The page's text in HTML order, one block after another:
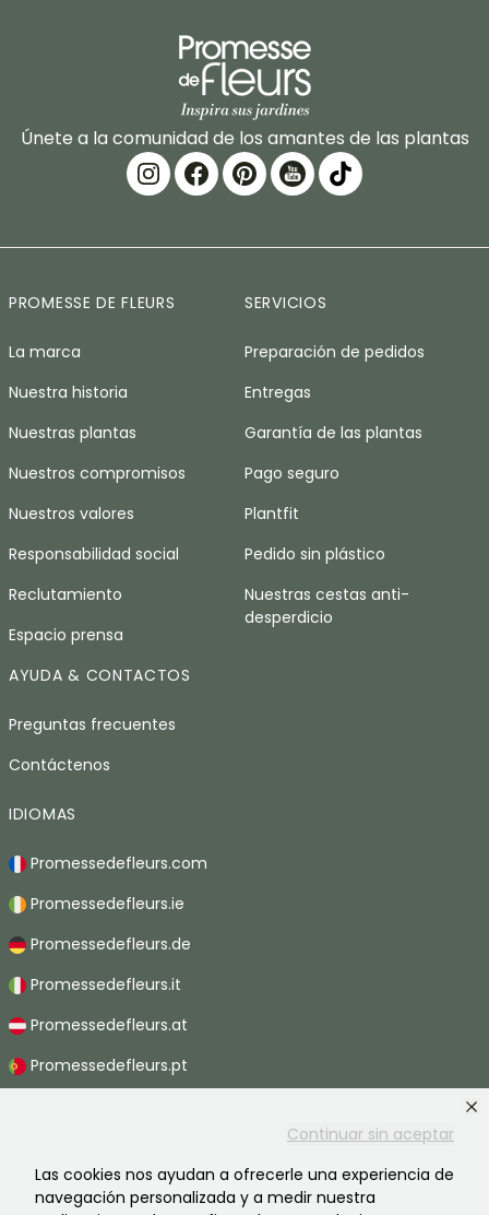
Continuar sin aceptar
Las cookies nos ayudan a ofrecerle una experiencia de
navegación personalizada y a medir nuestra
Únete a la comunidad de los amantes de las plantas
PROMESSE DE FLEURS
La marca
Nuestra historia
Nuestras plantas
Nuestros compromisos
Nuestros valores
Responsabilidad social
Reclutamiento
Espacio prensa
SERVICIOS
Preparación de pedidos
Entregas
Garantía de las plantas
Pago seguro
Plantfit
Pedido sin plástico
Nuestras cestas anti-
desperdicio
AYUDA & CONTACTOS
Preguntas frecuentes
Contáctenos
IDIOMAS
Promessedefleurs.com
Promessedefleurs.ie
Promessedefleurs.de
Promessedefleurs.it
Promessedefleurs.at
Promessedefleurs.pt
Promessedefleurs.ch